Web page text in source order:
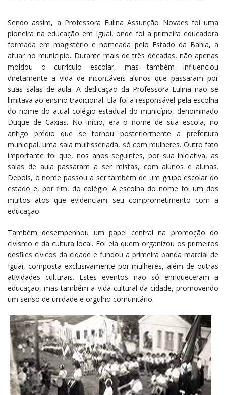
Sendo assim, a Professora Eulina Assunção Novaes foi uma
pioneira na educação em Iguaí, onde foi a primeira educadora
formada em magistério e nomeada pelo Estado da Bahia, a
atuar no município. Durante mais de três décadas, não apenas
moldou o currículo escolar, mas também influenciou
diretamente a vida de incontáveis alunos que passaram por
suas salas de aula. A dedicação da Professora Eulina não se
limitava ao ensino tradicional. Ela foi a responsável pela escolha
do nome do atual colégio estadual do município, denominado
Duque de Caxias. No início, era o nome de sua escola, no
antigo prédio que se tornou posteriormente a prefeitura
municipal, uma sala multisseriada, só com mulheres. Outro fato
importante foi que, nos anos seguintes, por sua iniciativa, as
salas de aula passaram a ser mistas, com alunos e alunas.
Depois, o nome passou a ser também de um grupo escolar do
estado e, por fim, do colégio. A escolha do nome foi um dos
muitos atos que evidenciam seu comprometimento com a
educação.
Também desempenhou um papel central na promoção do
civismo e da cultura local. Foi ela quem organizou os primeiros
desfiles cívicos da cidade e fundou a primeira banda marcial de
Iguaí, composta exclusivamente por mulheres, além de outras
atividades culturais. Estes eventos não só enriqueceram a
educação, mas também a vida cultural da cidade, promovendo
um senso de unidade e orgulho comunitário.